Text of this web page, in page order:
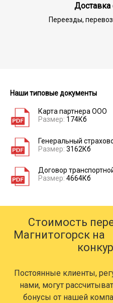
Переезды,
Наши типовые документы
Карта партнера ООО
Размер: 174Кб
Генеральный
Размер: 3162Кб
Договор
Размер: 4664Кб
Стоимость
Магнитогорск на
Постоянные клиенты,
нами, могут
бонусы от нашей